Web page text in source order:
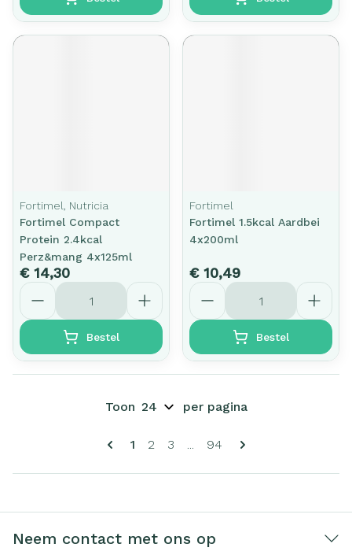
Fortimel, Nutricia
Fortimel Compact
Protein 2.4kcal
Perz&mang 4x125ml
€ 14,30
Aantal
Bestel
Fortimel
Fortimel 1.5kcal Aardbei
4x200ml
€ 10,49
Aantal
Bestel
Pagina's
U lees momenteel pagina
1 Pagina
2 Pagina
3 ... Pagina
94
Toon per pagina
Neem contact met ons op